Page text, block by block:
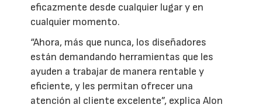
eficazmente desde cualquier lugar y en
cualquier momento.
“Ahora, más que nunca, los diseñadores
están demandando herramientas que les
ayuden a trabajar de manera rentable y
eficiente, y les permitan ofrecer una
atención al cliente excelente”, explica Alon